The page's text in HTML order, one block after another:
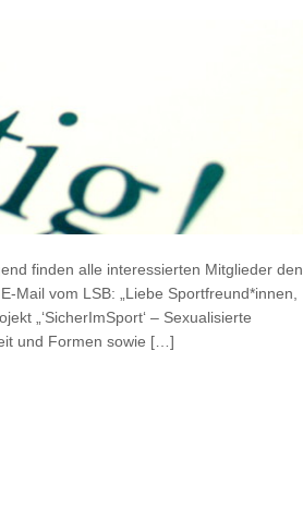
finden alle interessierten Mitglieder den
Mail vom LSB: „Liebe Sportfreund*innen,
„‘SicherImSport‘ – Sexualisierte
und Formen sowie […]